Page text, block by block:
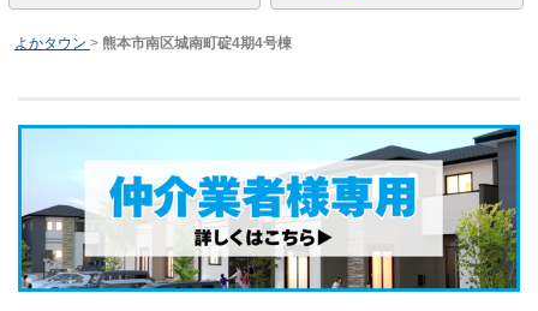
よかタウン > 熊本市南区城南町碇4期4号棟